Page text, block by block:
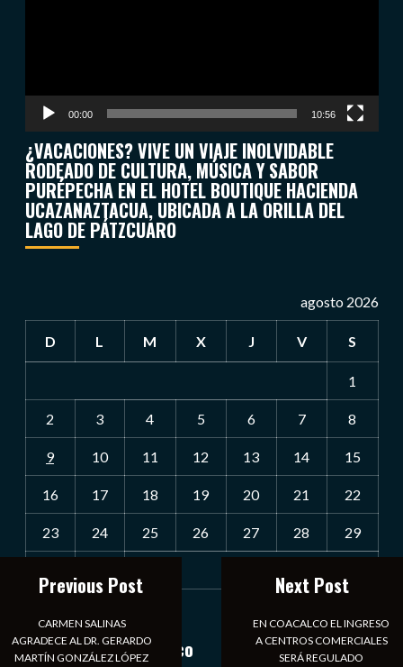
00:00 10:56
¿VACACIONES? VIVE UN VIAJE INOLVIDABLE
RODEADO DE CULTURA, MÚSICA Y SABOR
PURÉPECHA EN EL HOTEL BOUTIQUE HACIENDA
UCAZANAZTACUA, UBICADA A LA ORILLA DEL
LAGO DE PÁTZCUARO
agosto 2026
D L M X J V S
1
2 3 4 5 6 7 8
9 10 11 12 13 14 15
16 17 18 19 20 21 22
23 24 25 26 27 28 29
Notiexpress de México
Previous Post
CARMEN SALINAS
AGRADECE AL DR. GERARDO
MARTÍN GONZÁLEZ LÓPEZ
Next Post
EN COACALCO EL INGRESO
A CENTROS COMERCIALES
SERÁ REGULADO